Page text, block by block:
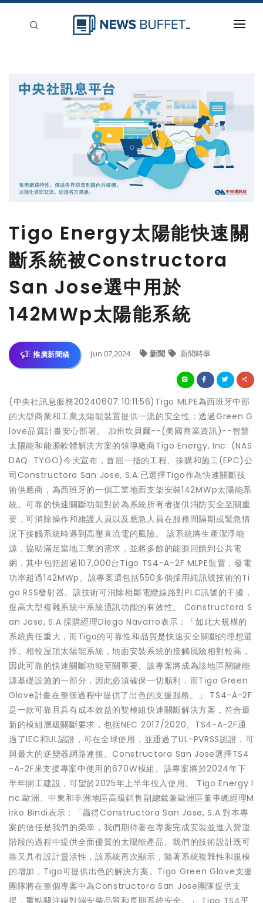
Tigo Energy太陽能快速關
斷系統被Constructora
San Jose選中用於
142MWp太陽能系統
推廣新聞稿 Jun 07,2024 新聞 新聞時事
(中央社訊息服務20240607 10:11:56)Tigo MLPE為西班牙中部
的大型商業和工業太陽能裝置提供一流的安全性；透過Green G
love品質計畫安心部署。 加州坎貝爾--(美國商業資訊)--智慧
太陽能和能源軟體解決方案的領導廠商Tigo Energy, Inc. (NAS
DAQ: TYGO)今天宣布，首屈一指的工程、採購和施工(EPC)公
司Constructora San Jose, S.A.已選擇Tigo作為快速關斷技
術供應商，為西班牙的一個工業地面支架安裝142MWp太陽能系
統。可靠的快速關斷功能對於為系統所有者提供消防安全至關重
要，可消除操作和維護人員以及應急人員在服務間隔期或緊急情
況下接觸系統時遇到高壓直流電的風險。 該系統將生產潔淨能
源，協助滿足當地工業的需求，並將多餘的能源回饋到公共電
網，其中包括超過107,000台Tigo TS4-A-2F MLPE裝置，發電
功率超過142MWp。該專案還包括550多個採用純訊號技術的Ti
go RSS發射器。該技術可消除相鄰電纜線路對PLC訊號的干擾，
提高大型複雜系統中系統通訊功能的有效性。 Constructora S
an Jose, S.A.採購經理Diego Navarro表示：「如此大規模的
系統責任重大，而Tigo的可靠性和品質是快速安全關斷的理想選
擇。相較屋頂太陽能系統，地面安裝系統的接觸風險相對較高，
因此可靠的快速關斷功能至關重要。該專案將成為該地區關鍵能
源基礎設施的一部分，因此必須確保一切順利，而Tigo Green
Glove計畫在整個過程中提供了出色的支援服務。」 TS4-A-2F
是一款可靠且具有成本效益的雙模組快速關斷解決方案，符合最
新的模組層級關斷要求，包括NEC 2017/2020。TS4-A-2F通
過了IEC和UL認證，可在全球使用，並通過了UL-PVRSS認證，可
與最大的逆變器網路連接。Constructora San Jose選擇TS4
-A-2F來支援專案中使用的670W模組。該專案將於2024年下
半年開工建設，可望於2025年上半年投入使用。 Tigo Energy I
nc.歐洲、中東和非洲地區高級銷售副總裁兼歐洲區董事總經理M
irko Bindi表示：「贏得Constructora San Jose, S.A.對本專
案的信任是我們的榮幸，我們期待著在專案完成安裝並進入營運
階段的過程中提供全面優質的太陽能產品。我們的技術設計既可
靠又具有設計靈活性，該系統再次顯示，隨著系統複雜性和規模
的增加，Tigo可提供出色的解決方案。Tigo Green Glove支援
團隊將在整個專案中為Constructora San Jose團隊提供支
援，重點關注端對端安裝品質和長期系統安全。」 Tigo TS4平